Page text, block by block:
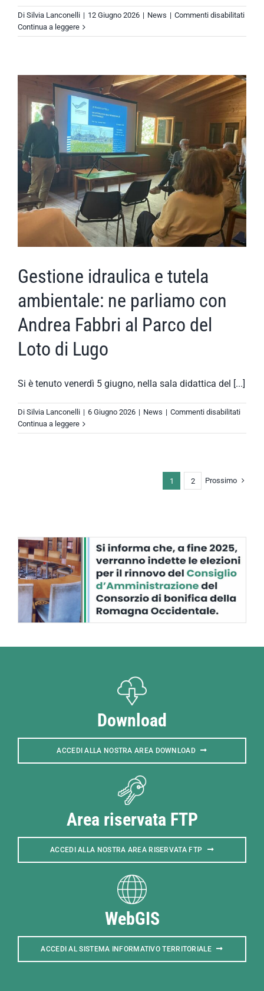
Di Silvia Lanconelli | 12 Giugno 2026 | News | Commenti disabilitatisu
300
Continua a leggere
Gestione idraulica e tutela
ambientale: ne parliamo con
Andrea Fabbri al Parco del
Loto di Lugo
Si è tenuto venerdì 5 giugno, nella sala didattica del [...]
Di Silvia Lanconelli | 6 Giugno 2026 | News | Commenti disabilitatisu
ne
del
Continua a leggere
1 2 Prossimo
Download
ACCEDI ALLA NOSTRA AREA DOWNLOAD
Area riservata FTP
ACCEDI ALLA NOSTRA AREA RISERVATA FTP
WebGIS
ACCEDI AL SISTEMA INFORMATIVO TERRITORIALE